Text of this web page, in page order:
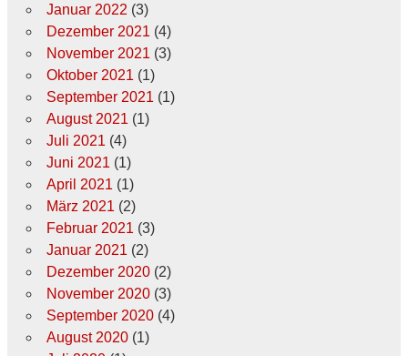
Januar 2022 (3)
Dezember 2021 (4)
November 2021 (3)
Oktober 2021 (1)
September 2021 (1)
August 2021 (1)
Juli 2021 (4)
Juni 2021 (1)
April 2021 (1)
März 2021 (2)
Februar 2021 (3)
Januar 2021 (2)
Dezember 2020(2)
November 2020(3)
September 2020(4)
August 2020(1)